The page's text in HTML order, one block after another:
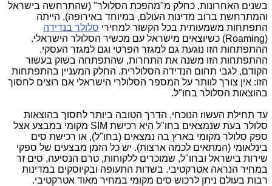
בשנים האחרונות, כחלק מ"מהפכת הסלולר" (שהתרחשה בישראל
והמתרחשת ברוב מדינות העולם, במיוחד באירופה), הייתה
התפתחות משמעותית בכל הקשור למחירי סלולר בנדידה
(
Roaming) כשיוצאים מישראל עם מכשיר הסלולר הישראלי.
ההתפתחות הזו נוגעת גם למגזר הפרטי וגם למגזר העסקי.
ההתפתחות הזו משנה את התחרות, שהתפתחה בשוק בעשור
הקודם, לגבי תחום הנדידה הסלולרית. החלק המעניין בהתפתחות
הזו: אין צורך לוותר על המספר הסלולרי הישראלי אם רוצים לחסוך
בהוצאות הסלולר בחו"ל.
עד תחילת העשוr הנוכחי, הדרך הטובה ביותר לחסוך בהוצאות
סלולר בעת שנמצאים בחו"ל היא רכישת SIM מקומי במבצע אצל
ספק סלולר מקומי בארץ בה נמצאים (בחו"ל), או רכישת סים
בינלאומי (המתאים לכמה ארצות). יש כל הזמן מבצעים של ספקי
שירות בישראל ובחו"ל, שמוכרים ללקוחות, טרם הנסיעה, סים זר
במחיר הנראה אטרקטיבי. בשדות התעופה ובקיוסקים במדינות
רבות בעולם ניתן לרכוש סים מקומי במחיר מאוד אטרקטיבי.